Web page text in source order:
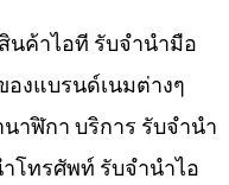
นค้าไอที รับจำนำมือ
งแบรนด์เนมต่างๆ
าฬิกา บริการ รับจำนำ
โทรศัพท์ รับจำนำไอ